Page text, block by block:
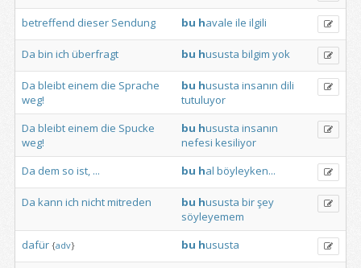
betreffend dieser Sendung bu havale ile ilgili
Da bin ich überfragt bu hususta bilgim yok
Da bleibt einem die Sprache
weg!
bu hususta insanın dili
tutuluyor
Da bleibt einem die Spucke
weg!
bu hususta insanın
nefesi kesiliyor
Da dem so ist, ... bu hal böyleyken...
Da kann ich nichtmitreden bu hususta birşey
söyleyemem
dafür {adv} bu hususta